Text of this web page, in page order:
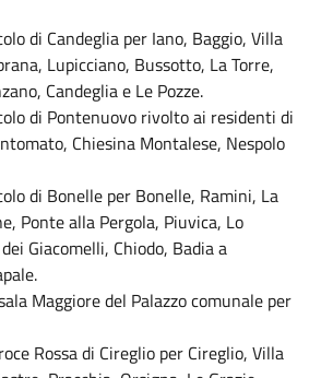
di Candeglia per Iano, Baggio, Villa
Lupicciano, Bussotto, La Torre,
Candeglia e Le Pozze.
di Pontenuovo rivolto ai residenti di
Chiesina Montalese, Nespolo
di Bonelle per Bonelle, Ramini, La
Ponte alla Pergola, Piuvica, Lo
Giacomelli, Chiodo, Badia a
Maggiore del Palazzo comunale per
Rossa di Cireglio per Cireglio, Villa